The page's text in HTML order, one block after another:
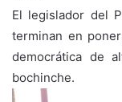
El legislador del
terminan en
democrática de
bochinche.